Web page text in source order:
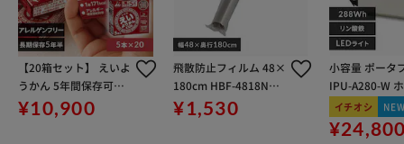
【20箱セット】 えいよ
うかん 5年間保存可能
非常食 保存食 防災食
¥10,900
飛散防止フィルム 48×
180cm HBF-4818N
防災グッズ 防災用品 飛
¥1,530
小容量 ポータ
IPU-A280-W
イチオシ